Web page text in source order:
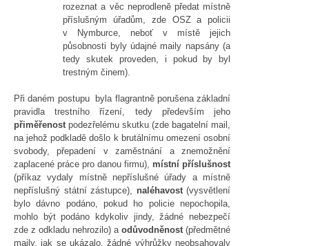
rozeznat a věc neprodleně předat místně
příslušným úřadům, zde OSZ a policii
v Nymburce, neboť v místě jejich
působnosti byly údajné maily napsány (a
tedy skutek proveden, i pokud by byl
trestným činem).
Při daném postupu byla flagrantně porušena základní
pravidla trestního řízení, tedy především jeho
přiměřenost podezřelému skutku (zde bagatelní mail,
na jehož podkladě došlo k brutálnímu omezení osobní
svobody, přepadení v zaměstnání a znemožnění
zaplacené práce pro danou firmu), místní příslušnost
(příkaz vydaly místně nepříslušné úřady a místně
nepříslušný státní zástupce), naléhavost(vysvětlení
bylo dávno podáno, pokud ho policie nepochopila,
mohlo být podáno kdykoliv jindy, žádné nebezpečí
zde z odkladu nehrozilo) aodůvodněnost (předmětné
maily, jak se ukázalo, žádné výhrůžky neobsahovaly